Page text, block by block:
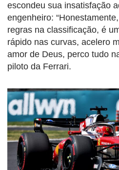
escondeu sua insatisfação
engenheiro:
regras na classificação, é
rápido nas curvas, acelero
amor de Deus, perco tudo
piloto da Ferrari.